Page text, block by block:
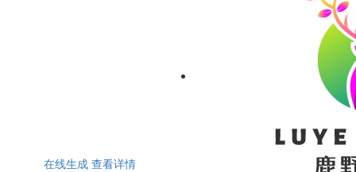
在线生成 查看详情